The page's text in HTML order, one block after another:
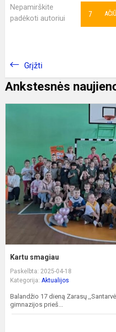
Nepamirškite
padėkoti autoriui
AČIŪ
7
Grįžti
Ankstesnės
Kartu smagiau
Paskelbta: 2025-04-18
Kategorija: Aktualijos
Balandžio 17 dieną Zarasų
gimnazijos prieš...